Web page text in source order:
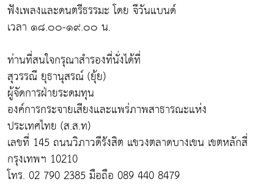
ฟังเพลงและดนตรีธรรมะ โดย จีวันแบนด์
เวลา ๑๘.๐๐-๑๙.๐๐ น.
ท่านที่สนใจกรุณาสำรองที่นั่งได้ที่
สุวรรณี ยุธานุสรณ์ (ยุ้ย)
ผู้จัดการฝ่ายระดมทุน
องค์การกระจายเสียงและแพร่ภาพสาธารณะแห่ง
ประเทศไทย (ส.ส.ท)
เลขที่ 145 ถนนวิภาวดีรังสิต แขวงตลาดบางเขน เขตหลักสี่
กรุงเทพฯ 10210
โทร. 02 790 2385 มือถือ 089 440 8479